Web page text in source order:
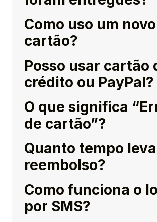
Como uso um novo
cartão?
Posso usar cartão
crédito ou PayPal?
O que significa
de cartão”?
Quanto tempo
reembolso?
Como funciona o
por SMS?